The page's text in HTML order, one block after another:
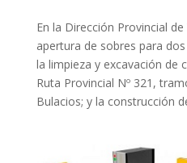
En la Dirección Provincial
apertura de sobres para
la limpieza y excavación de
Ruta Provincial Nº 321,
Bulacios; y la construcción